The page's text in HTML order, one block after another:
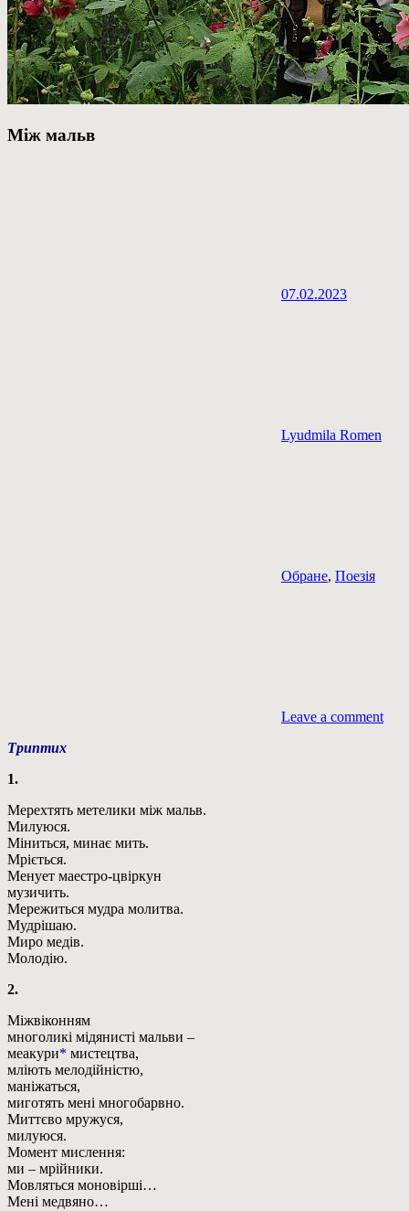
Між мальв
07.02.2023
Lyudmila Romen
Обране, Поезія
Leave a comment
Триптих
1.
Мерехтять метелики між мальв.
Милуюся.
Міниться, минає мить.
Мріється.
Менует маестро-цвіркун
музичить.
Мережиться мудра молитва.
Мудрішаю.
Миро медів.
Молодію.
2.
Міжвіконням
многоликі мідянисті мальви –
меакури* мистецтва,
мліють мелодійністю,
маніжаться,
миготять мені многобарвно.
Миттєво мружуся,
милуюся.
Момент мислення:
ми – мрійники.
Мовляться моновірші…
Мені медвяно…